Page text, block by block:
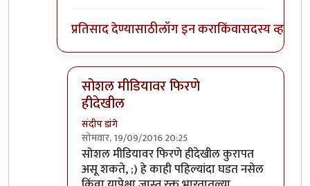
प्रतिसाद देण्यासाठीलॉग इन कराकिंवासदस्य व्हा
सोशल मीडियावर फिरणे
हीदेखील
संदीप डांगे
सोमवार, 19/09/2016 20:25
In reply to!!byप्रदीप
सोशल मीडियावर फिरणे हीदेखील कुरापत
असू शकते, ;) हे काही पहिल्यांदा घडत नसेल